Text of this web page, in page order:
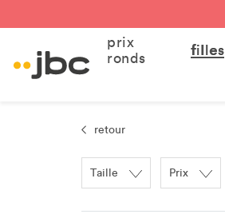
prix
ronds
filles
retour
Taille Prix